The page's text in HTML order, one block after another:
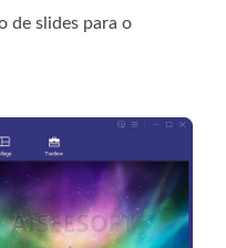
de slides para o